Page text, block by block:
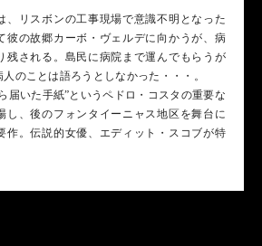
、リスボンの工事現場で意識不明となった
彼の故郷カーボ・ヴェルデに向かうが、病
残される。島民に病院まで運んでもらうが
のことは語ろうとしなかった・・・。
届いた手紙”というペドロ・コスタの重要な
し、後のフォンタイーニャス地区を舞台に
作。伝説的女優、エディット・スコブが特